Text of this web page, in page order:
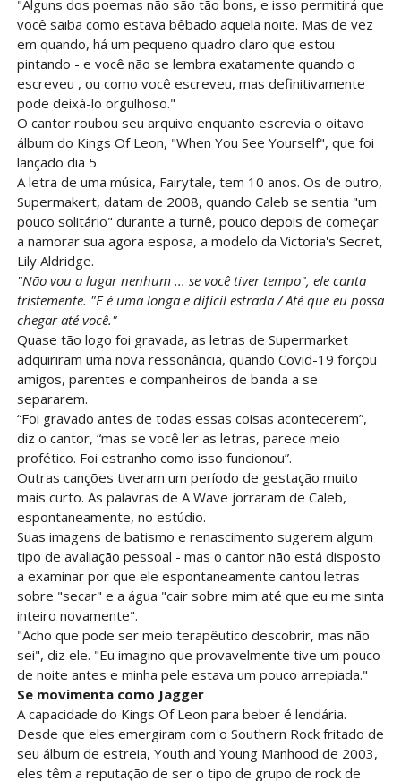
"Alguns dos poemas não são tão bons, e isso permitirá que
você saiba como estava bêbado aquela noite. Mas de vez
em quando, há um pequeno quadro claro que estou
pintando - e você não se lembra exatamente quando o
escreveu , ou como você escreveu, mas definitivamente
pode deixá-lo orgulhoso."
O cantor roubou seu arquivo enquanto escrevia o oitavo
álbum do Kings Of Leon, "When You See Yourself", que foi
lançado dia 5.
A letra de uma música, Fairytale, tem 10 anos. Os de outro,
Supermakert, datam de 2008, quando Caleb se sentia "um
pouco solitário" durante a turnê, pouco depois de começar
a namorar sua agora esposa, a modelo da Victoria's Secret,
Lily Aldridge.
"Não vou a lugar nenhum ... se você tiver tempo", ele canta
tristemente. "E é uma longa e difícil estrada / Até que eu possa
chegar até você."
Quase tão logo foi gravada, as letras de Supermarket
adquiriram uma nova ressonância, quando Covid-19 forçou
amigos, parentes e companheiros de banda a se
separarem.
“Foi gravado antes de todas essas coisas acontecerem”,
diz o cantor, “mas se você ler as letras, parece meio
profético. Foi estranho como isso funcionou”.
Outras canções tiveram um período de gestação muito
mais curto. As palavras de A Wave jorraram de Caleb,
espontaneamente, no estúdio.
Suas imagens de batismo e renascimento sugerem algum
tipo de avaliação pessoal - mas o cantor não está disposto
a examinar por que ele espontaneamente cantou letras
sobre "secar" e a água "cair sobre mim até que eu me sinta
inteiro novamente".
"Acho que pode ser meio terapêutico descobrir, mas não
sei", diz ele. "Eu imagino que provavelmente tive um pouco
de noite antes e minha pele estava um pouco arrepiada."
Se movimenta como Jagger
A capacidade do Kings Of Leon para beber é lendária.
Desde que eles emergiram com o Southern Rock fritado de
seu álbum de estreia, Youth and Young Manhood de 2003,
eles têm a reputação de ser o tipo de grupo de rock de